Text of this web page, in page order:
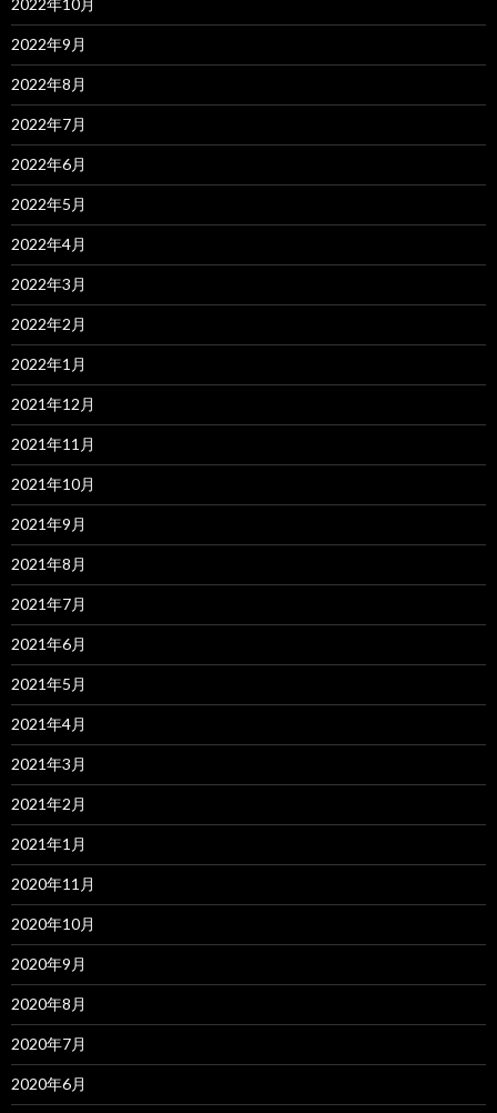
2022年10月
2022年9月
2022年8月
2022年7月
2022年6月
2022年5月
2022年4月
2022年3月
2022年2月
2022年1月
2021年12月
2021年11月
2021年10月
2021年9月
2021年8月
2021年7月
2021年6月
2021年5月
2021年4月
2021年3月
2021年2月
2021年1月
2020年11月
2020年10月
2020年9月
2020年8月
2020年7月
2020年6月